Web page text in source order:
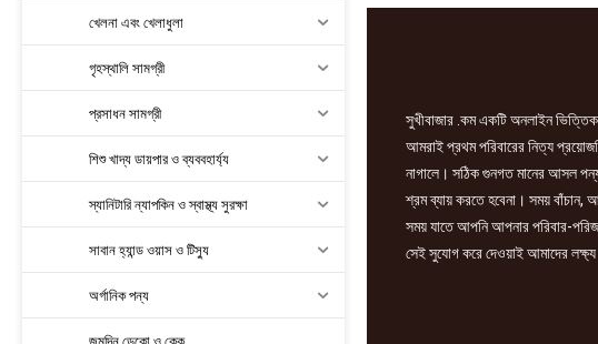
খেলনা এবং খেলাধুলা
গৃহস্থালি সামগ্রী
প্রসাধন সামগ্রী
শিশু খাদ্য ডায়পার ও ব্যববহার্য্য
স্যানিটারি ন্যাপকিন ও স্বাস্থ্য সুরক্ষা
সাবান হ্যান্ড ওয়াস ও টিস্যু
অর্গানিক পন্য
জন্মদিন ডেকো ও কেক
ফ্রী
সুখীবাজার .কম একটি অনলাইন ভিত্তিক
আমরাই প্রথম পরিবারের নিত্য
নাগালে। সঠিক গুনগত মানের আসল
শ্রম ব্যায় করতে হবেনা। সময় বাঁচান,
সময় যাতে আপনি আপনার পরিবার-
সেই সুযোগ করে দেওয়াই আমাদের